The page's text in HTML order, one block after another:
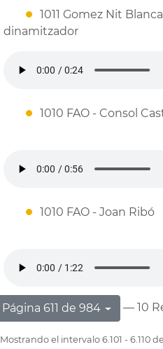
1011 Gomez Nit
dinamitzador
1010 FAO - Consol
1010 FAO - Joan Ribó
Página 611 de 984 — 10
Mostrando el intervalo 6.101 - 6.110